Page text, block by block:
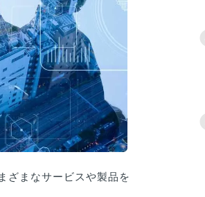
ざまなサービスや製品を